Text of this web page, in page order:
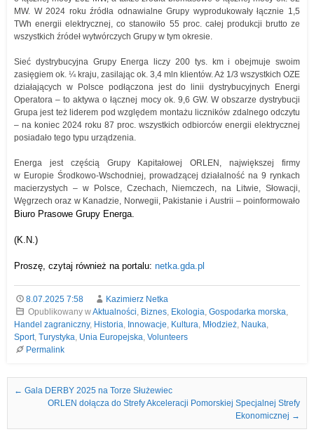
MW. W 2024 roku źródła odnawialne Grupy wyprodukowały łącznie 1,5
TWh energii elektrycznej, co stanowiło 55 proc. całej produkcji brutto ze
wszystkich źródeł wytwórczych Grupy w tym okresie.
Sieć dystrybucyjna Grupy Energa liczy 200 tys. km i obejmuje swoim
zasięgiem ok. ¼ kraju, zasilając ok. 3,4 mln klientów. Aż 1/3 wszystkich OZE
działających w Polsce podłączona jest do linii dystrybucyjnych Energi
Operatora – to aktywa o łącznej mocy ok. 9,6 GW. W obszarze dystrybucji
Grupa jest też liderem pod względem montażu liczników zdalnego odczytu
– na koniec 2024 roku 87 proc. wszystkich odbiorców energii elektrycznej
posiadało tego typu urządzenia.
Energa jest częścią Grupy Kapitałowej ORLEN, największej firmy
w Europie Środkowo-Wschodniej, prowadzącej działalność na 9 rynkach
macierzystych – w Polsce, Czechach, Niemczech, na Litwie, Słowacji,
Węgrzech oraz w Kanadzie, Norwegii, Pakistanie i Austrii – poinformowało
Biuro Prasowe Grupy Energa.
(K.N.)
Proszę, czytaj również na portalu: netka.gda.pl
8.07.2025 7:58
Kazimierz Netka
Opublikowany wAktualności Biznes, Ekologia Gospodarka morska
Handel zagraniczny, Historia Innowacje Kultura Młodzież Nauka
Sport, Turystyka Unia Europejska Volunteers
Permalink
Nawigacja we wpisach
← Gala DERBY 2025 na Torze Służewiec
ORLEN dołącza do Strefy Akceleracji Pomorskiej Specjalnej Strefy
Ekonomicznej →